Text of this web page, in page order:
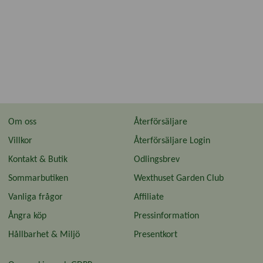
Monteringsguide
1. Kontrollera att alla delar finns.
Om oss
Villkor
Kontakt & Butik
Sommarbutiken
Vanliga frågor
Ångra köp
Hållbarhet & Miljö
Återförsäljare
Återförsäljare Login
Odlingsbrev
Wexthuset Garden Club
Affiliate
Pressinformation
Presentkort